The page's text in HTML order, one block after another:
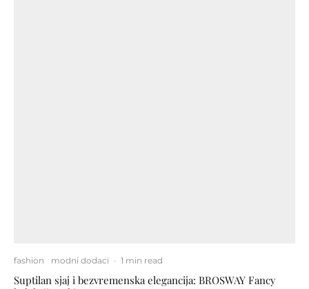
fashion modni dodaci · 1 min read
Suptilan sjaj i bezvremenska elegancija: BROSWAY Fancy